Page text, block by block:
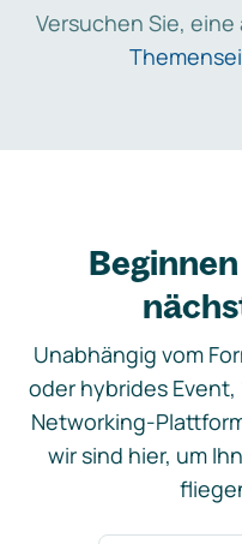
Versuchen Sie,
Unabhängig vom
oder hybrides
Networking-
wir sind hier, um